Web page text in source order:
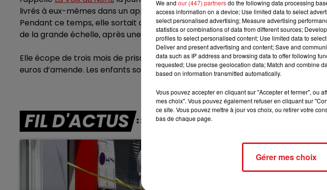
7h00 - 10h00
RDL WEEK-END
10h00 - 12h00
RDL
livrés à eux-mêmes dans un appartement, sans électricité et sans nourriture
Pendant ce temps, elle sortait dans un bar avec un ami. Les enfants ont été
de la grande échelle, après une alerte des voisins.
Elle écope de trois mois de prison avec sursis. Ces faits peuvent être punis de
euros d’amende. Les enfants sont aujourd’hui placés.
FIL D'ACTUS
We and our (447) partnersdo the following data processing
access information on a device; Use limited data to select
select personalised advertising; Measure advertising
statistics or combinations of data from different sources;
profiles to select personalised content; Use limited data to
Deliver and present advertising and content; Save and
data such as IP address and browsing data to offer following
requested; Use precise geolocation data; Match and combine
based on information transmitted automatically.
Vous pouvez accepter en cliquant sur "Accepter et fermer", ou
mes choix". Vous pouvez également refuser en cliquant sur
ce site. Vous pouvez mettre à jour vos choix, ou retirer votre
bas de chaque page.
Gérer mes choix